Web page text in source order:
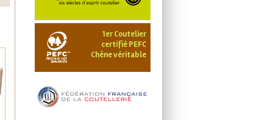
1er Coutelier
certifié PEFC
Chêne véritable